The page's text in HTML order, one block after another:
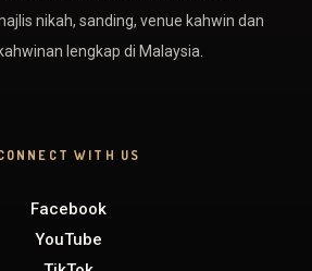
nikah, sanding, venue kahwin dan
lengkap di Malaysia.
WITH US
Facebook
YouTube